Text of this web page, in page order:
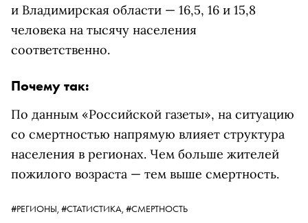
и Владимирская области — 16,5, 16 и 15,8
человека на тысячу населения
соответственно.
Почему так:
По данным «Российской газеты», на ситуацию
со смертностью напрямую влияет структура
населения в регионах. Чем больше жителей
пожилого возраста — тем выше смертность.
#РЕГИОНЫ, #СТАТИСТИКА, #СМЕРТНОСТЬ